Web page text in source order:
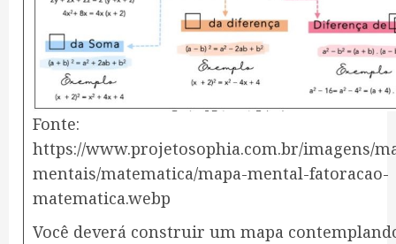
Fonte:
https://www.projetosophia.com.br/imagens/
mentais/matematica/mapa-mental-fatoracao-
matematica.webp
​Você deverá construir um mapa